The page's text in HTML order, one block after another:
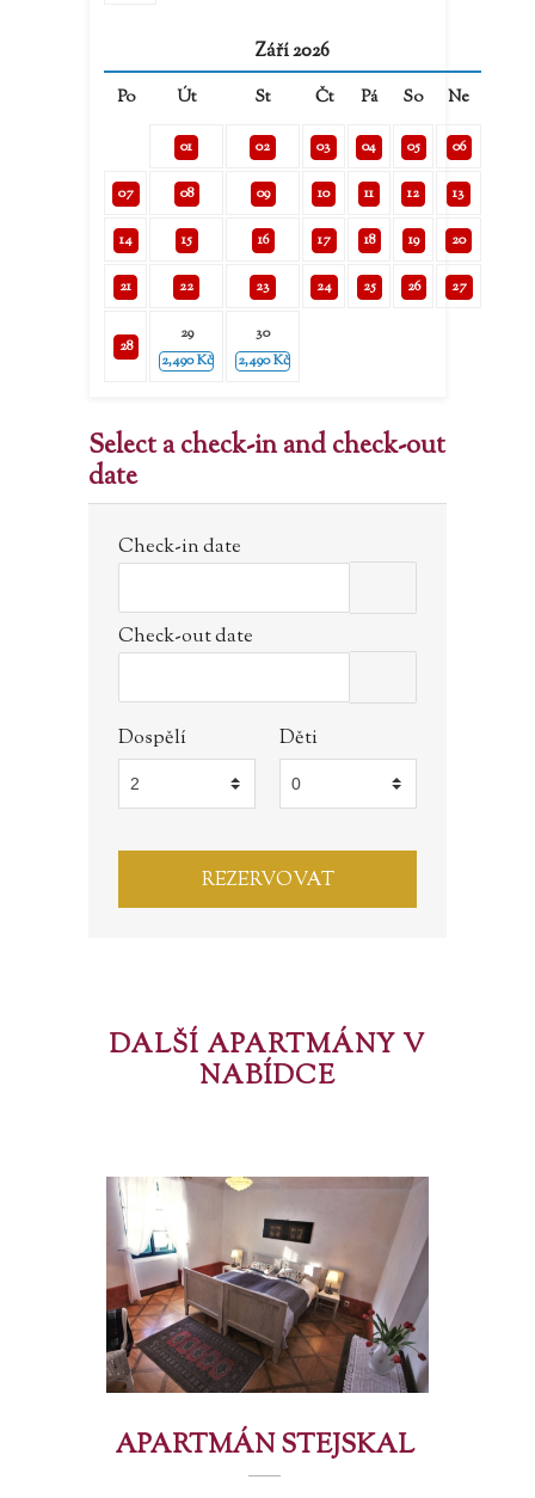
Září 2026
Po Út St Čt Pá So Ne
01 02 03 04 05 06
07 08 09 10 11 12 13
14 15 16 17 18 19 20
21 22 23 24 25 26 27
28
29
2,490Kč
30
2,490Kč
Select a check-in and check-out
date
Check-in date
Check-out date
Dospělí Děti
DALŠÍ APARTMÁNY V
NABÍDCE
APARTMÁN STEJSKAL